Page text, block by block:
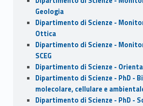
Geologia
Dipartimento di Scienze -
Ottica
Dipartimento di Scienze -
SCEG
Dipartimento di Scienze -
Dipartimento di Scienze - PhD -
molecolare, cellulare e
Dipartimento di Scienze - PhD -